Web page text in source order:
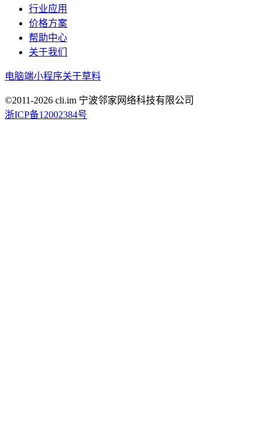
行业应用
价格方案
帮助中心
关于我们
电脑端小程序关于草料
©2011-2026 cli.im 宁波邻家网络科技有限公司
浙ICP备12002384号